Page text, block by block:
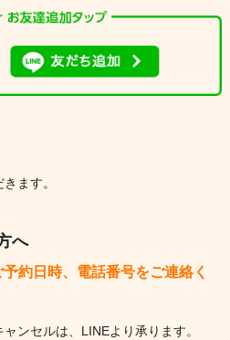
ます。
へ
約日時、電話番号をご連絡く
ンセルは、LINEより承ります。